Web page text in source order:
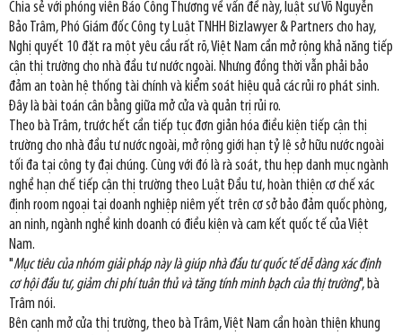
Chia sẻ với phóng viên Báo Công Thương về vấn đề này, luật sư Võ Nguyễn
Bảo Trâm, Phó Giám đốc Công ty Luật TNHH Bizlawyer & Partners cho hay,
Nghị quyết 10 đặt ra một yêu cầu rất rõ, Việt Nam cần mở rộng khả năng tiếp
cận thị trường cho nhà đầu tư nước ngoài. Nhưng đồng thời vẫn phải bảo
đảm an toàn hệ thống tài chính và kiểm soát hiệu quả các rủi ro phát sinh.
Đây là bài toán cân bằng giữa mở cửa và quản trị rủi ro.
Theo bà Trâm, trước hết cần tiếp tục đơn giản hóa điều kiện tiếp cận thị
trường cho nhà đầu tư nước ngoài, mở rộng giới hạn tỷ lệ sở hữu nước ngoài
tối đa tại công ty đại chúng. Cùng với đó là rà soát, thu hẹp danh mục ngành
nghề hạn chế tiếp cận thị trường theo Luật Đầu tư, hoàn thiện cơ chế xác
định room ngoại tại doanh nghiệp niêm yết trên cơ sở bảo đảm quốc phòng,
an ninh, ngành nghề kinh doanh có điều kiện và cam kết quốc tế của Việt
Nam.
"Mục tiêu của nhóm giải pháp này là giúp nhà đầu tư quốc tế dễ dàng xác định
cơ hội đầu tư, giảm chi phí tuân thủ và tăng tính minh bạch của thị trường", bà
Trâm nói.
Bên cạnh mở cửa thị trường, theo bà Trâm, Việt Nam cần hoàn thiện khung